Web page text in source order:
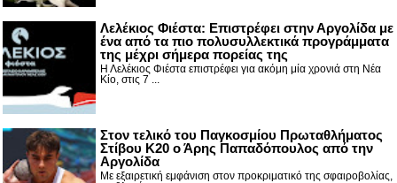
Λελέκιος Φιέστα: Επιστρέφει στην Αργολίδα με
ένα από τα πιο πολυσυλλεκτικά προγράμματα
της μέχρι σήμερα πορείας της
Η Λελέκιος Φιέστα επιστρέφει για ακόμη μία χρονιά στη Νέα
Κίο, στις 7 ...
Στον τελικό του Παγκοσμίου Πρωταθλήματος
Στίβου Κ20 ο Άρης Παπαδόπουλος από την
Αργολίδα
Με εξαιρετική εμφάνιση στον προκριματικό της σφαιροβολίας,